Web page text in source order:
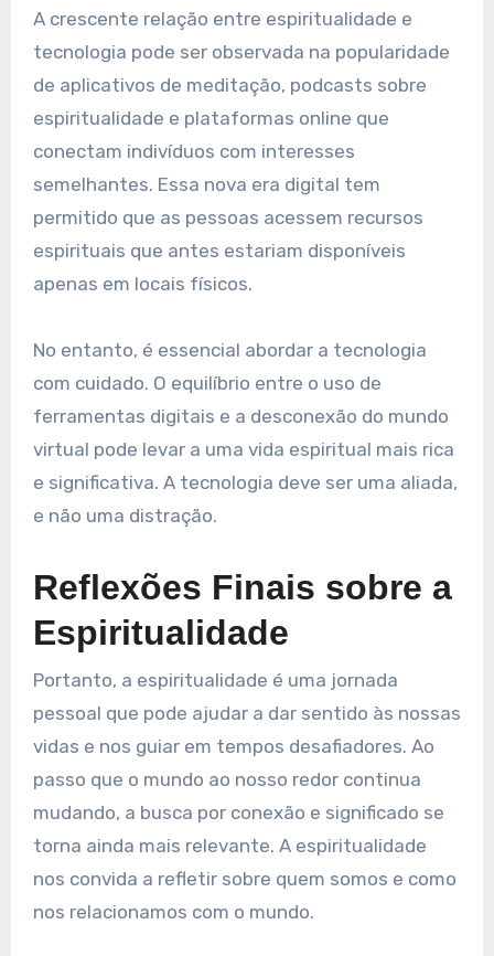
A crescente relação entre espiritualidade e
tecnologia pode ser observada na popularidade
de aplicativos de meditação, podcasts sobre
espiritualidade e plataformas online que
conectam indivíduos com interesses
semelhantes. Essa nova era digital tem
permitido que as pessoas acessem recursos
espirituais que antes estariam disponíveis
apenas em locais físicos.
No entanto, é essencial abordar a tecnologia
com cuidado. O equilíbrio entre o uso de
ferramentas digitais e a desconexão do mundo
virtual pode levar a uma vida espiritual mais rica
e significativa. A tecnologia deve ser uma aliada,
e não uma distração.
Reflexões Finais sobre a
Espiritualidade
Portanto, a espiritualidade é uma jornada
pessoal que pode ajudar a dar sentido às nossas
vidas e nos guiar em tempos desafiadores. Ao
passo que o mundo ao nosso redor continua
mudando, a busca por conexão e significado se
torna ainda mais relevante. A espiritualidade
nos convida a refletir sobre quem somos e como
nos relacionamos com o mundo.